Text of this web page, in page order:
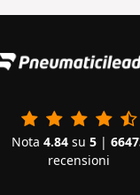
Nota 4.84 su 5 |
recensioni